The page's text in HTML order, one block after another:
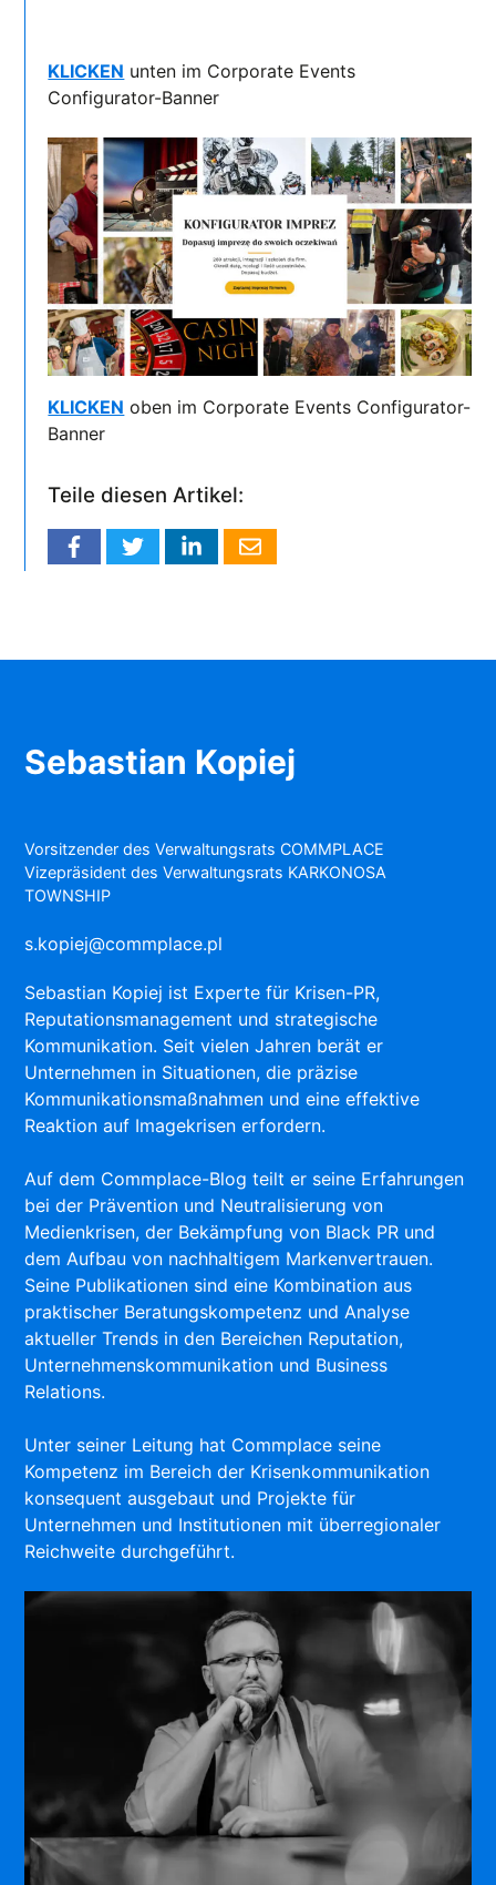
KLICKEN unten im Corporate Events
Configurator-Banner
KLICKEN oben im Corporate Events Configurator-
Banner
Teile diesen Artikel:
Sebastian Kopiej
Vorsitzender des Verwaltungsrats COMMPLACE
Vizepräsident des Verwaltungsrats KARKONOSA
TOWNSHIP
s.kopiej@commplace.pl
Sebastian Kopiej ist Experte für Krisen-PR,
Reputationsmanagement und strategische
Kommunikation. Seit vielen Jahren berät er
Unternehmen in Situationen, die präzise
Kommunikationsmaßnahmen und eine effektive
Reaktion auf Imagekrisen erfordern.
Auf dem Commplace-Blog teilt er seine Erfahrungen
bei der Prävention und Neutralisierung von
Medienkrisen, der Bekämpfung von Black PR und
dem Aufbau von nachhaltigem Markenvertrauen.
Seine Publikationen sind eine Kombination aus
praktischer Beratungskompetenz und Analyse
aktueller Trends in den Bereichen Reputation,
Unternehmenskommunikation und Business
Relations.
Unter seiner Leitung hat Commplace seine
Kompetenz im Bereich der Krisenkommunikation
konsequent ausgebaut und Projekte für
Unternehmen und Institutionen mit überregionaler
Reichweite durchgeführt.